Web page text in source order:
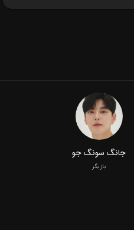
جانگ سونگ جو
بازیگر